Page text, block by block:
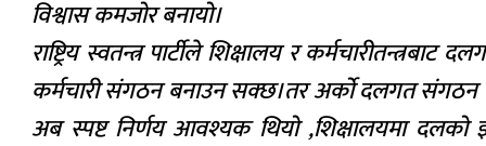
विश्वास कमजोर बनायो।
राष्ट्रिय स्वतन्त्र पार्टीले शिक्षालय र
कर्मचारी संगठन बनाउन सक्छ।तर अर्को दलगत संगठन
अब स्पष्ट निर्णय आवश्यक थियो ,शिक्षालयमा दलको